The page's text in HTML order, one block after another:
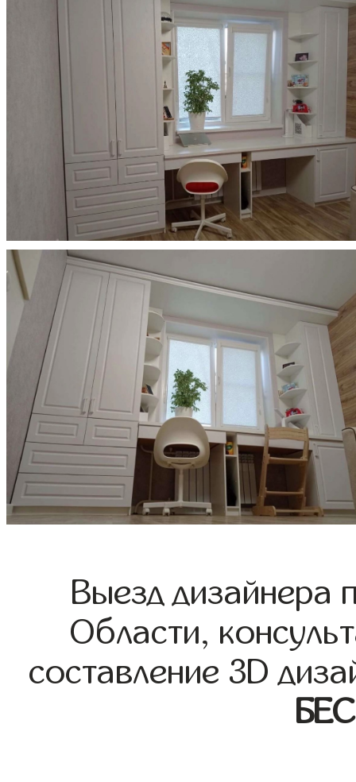
Выезд дизайнера
Области,
составление 3D